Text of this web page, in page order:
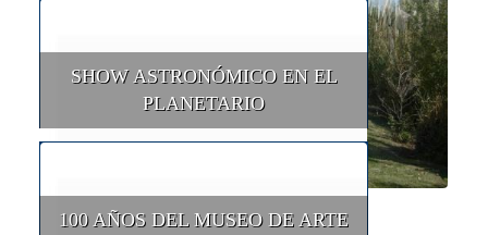
SHOW ASTRONÓMICO EN EL
PLANETARIO
100 AÑOS DEL MUSEO DE ARTE